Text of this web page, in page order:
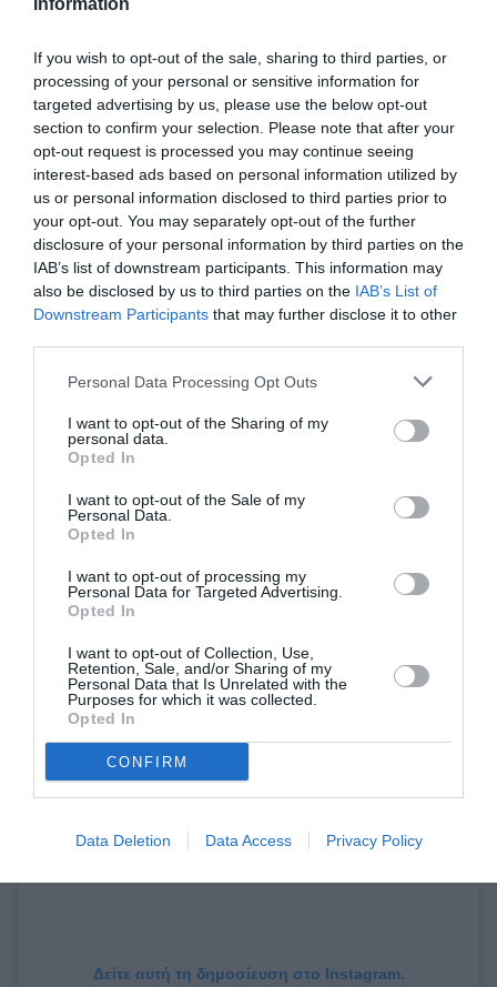
Information
If you wish to opt-out of the sale, sharing to third parties, or
processing of your personal or sensitive information for
targeted advertising by us, please use the below opt-out
section to confirm your selection. Please note that after your
opt-out request is processed you may continue seeing
interest-based ads based on personal information utilized by
us or personal information disclosed to third parties prior to
your opt-out. You may separately opt-out of the further
disclosure of your personal information by third parties on the
IAB’s list of downstream participants. This information may
also be disclosed by us to third parties on the IAB’s List of
Downstream Participants that may further disclose it to other
Personal Data Processing Opt Outs
I want to opt-out of the Sharing of my
personal data.
Opted In
I want to opt-out of the Sale of my
Personal Data.
Opted In
I want to opt-out of processing my
Personal Data for Targeted Advertising.
Opted In
I want to opt-out of Collection, Use,
Retention, Sale, and/or Sharing of my
Personal Data that Is Unrelated with the
Purposes for which it was collected.
Opted In
CONFIRM
Data Deletion Data Access Privacy Policy
οικογένεια και τους οικείους της Tina Turner»
ανέφερε στο Twitter ηDiana Rossδίπλα από μία
φωτογραφία με την τραγουδίστρια που «έφυγε»
από τη ζωή.
Δείτε αυτή τη δημοσίευση στο Instagram.